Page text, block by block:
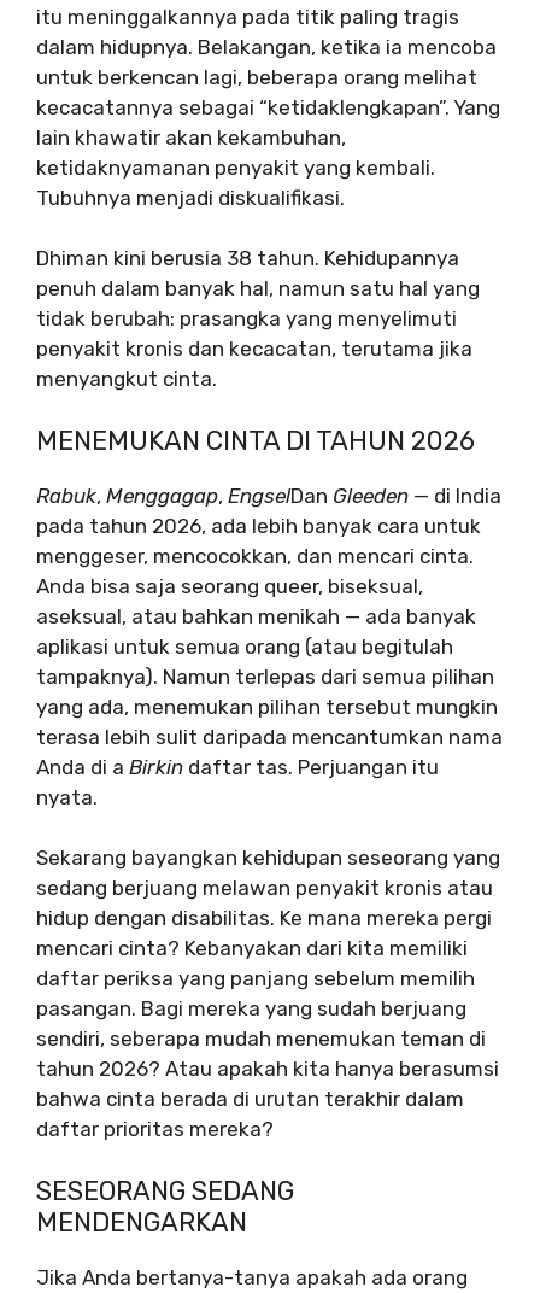
itu meninggalkannya pada titik paling tragis
dalam hidupnya. Belakangan, ketika ia mencoba
untuk berkencan lagi, beberapa orang melihat
kecacatannya sebagai “ketidaklengkapan”. Yang
lain khawatir akan kekambuhan,
ketidaknyamanan penyakit yang kembali.
Tubuhnya menjadi diskualifikasi.
Dhiman kini berusia 38 tahun. Kehidupannya
penuh dalam banyak hal, namun satu hal yang
tidak berubah: prasangka yang menyelimuti
penyakit kronis dan kecacatan, terutama jika
menyangkut cinta.
MENEMUKAN CINTA DI TAHUN 2026
Rabuk, Menggagap, EngselDan Gleeden — di India
pada tahun 2026, ada lebih banyak cara untuk
menggeser, mencocokkan, dan mencari cinta.
Anda bisa saja seorang queer, biseksual,
aseksual, atau bahkan menikah — ada banyak
aplikasi untuk semua orang (atau begitulah
tampaknya). Namun terlepas dari semua pilihan
yang ada, menemukan pilihan tersebut mungkin
terasa lebih sulit daripada mencantumkan nama
Anda di a Birkin daftar tas. Perjuangan itu
nyata.
Sekarang bayangkan kehidupan seseorang yang
sedang berjuang melawan penyakit kronis atau
hidup dengan disabilitas. Ke mana mereka pergi
mencari cinta? Kebanyakan dari kita memiliki
daftar periksa yang panjang sebelum memilih
pasangan. Bagi mereka yang sudah berjuang
sendiri, seberapa mudah menemukan teman di
tahun 2026? Atau apakah kita hanya berasumsi
bahwa cinta berada di urutan terakhir dalam
daftar prioritas mereka?
SESEORANG SEDANG
MENDENGARKAN
Jika Anda bertanya-tanya apakah ada orang